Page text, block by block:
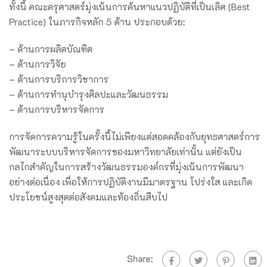
ทั้งนี้ คณะครุศาสตร์มุ่งเน้นการค้นหาแนวปฏิบัติที่เป็นเลิศ (Best
Practice) ในภารกิจหลัก 5 ด้าน ประกอบด้วย:
– ด้านการผลิตบัณฑิต
– ด้านการวิจัย
– ด้านการบริการวิชาการ
– ด้านการทำนุบำรุงศิลปะและวัฒนธรรม
– ด้านการบริหารจัดการ
การจัดการความรู้ในครั้งนี้ไม่เพียงแต่สอดคล้องกับยุทธศาสตร์การ
พัฒนาระบบบริหารจัดการของมหาวิทยาลัยเท่านั้น แต่ยังเป็น
กลไกสำคัญในการสร้างวัฒนธรรมองค์กรที่มุ่งเน้นการพัฒนา
อย่างต่อเนื่อง เพื่อให้การปฏิบัติงานมีมาตรฐาน โปร่งใส และเกิด
ประโยชน์สูงสุดต่อสังคมและท้องถิ่นสืบไป
Share: